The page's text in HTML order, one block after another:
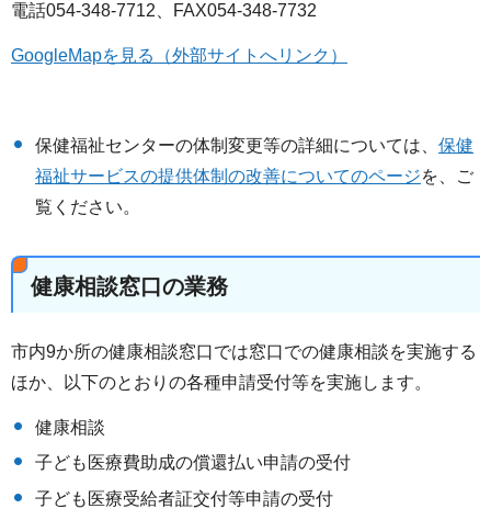
電話054-348-7712、FAX054-348-7732
GoogleMapを見る（外部サイトへリンク）
保健福祉センターの体制変更等の詳細については、 保健
福祉サービスの提供体制の改善についてのページを、ご
覧ください。
健康相談窓口の業務
市内9か所の健康相談窓口では窓口での健康相談を実施する
ほか、以下のとおりの各種申請受付等を実施します。
健康相談
子ども医療費助成の償還払い申請の受付
子ども医療受給者証交付等申請の受付